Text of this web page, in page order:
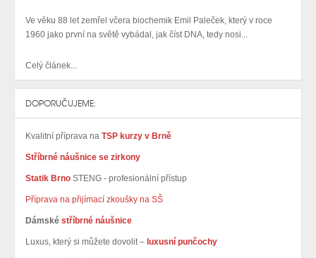
Ve věku 88 let zemřel včera biochemik Emil Paleček, který v roce
1960 jako první na světě vybádal, jak číst DNA, tedy nosi...
Celý článek...
DOPORUČUJEME:
Kvalitní příprava na TSP kurzy v Brně
Stříbrné náušnice se zirkony
Statik Brno STENG - profesionální přístup
Příprava na přijímací zkoušky na SŠ
Dámské stříbrné náušnice
Luxus, který si můžete dovolit – luxusní punčochy